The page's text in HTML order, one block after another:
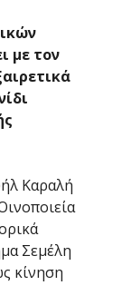
με τον
Καραλή
Σεμέλη
κίνηση